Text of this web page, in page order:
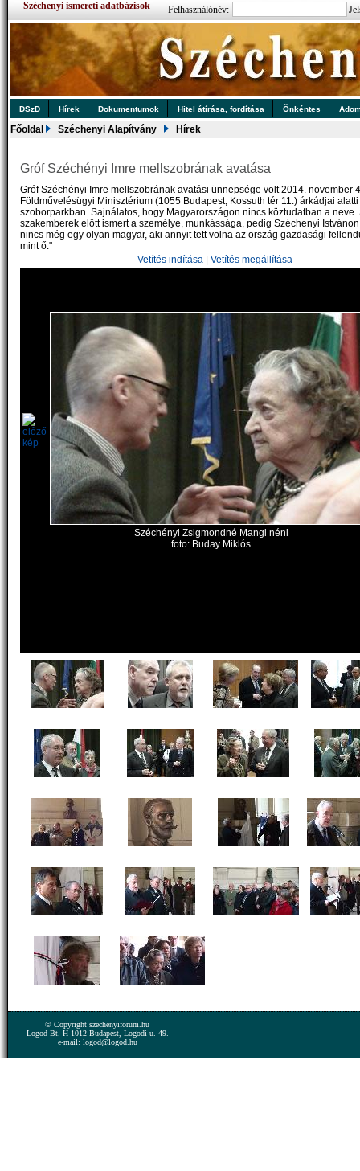
Széchenyi ismereti adatbázisok Felhasználónév:
DSzD Hírek Dokumentumok Hitel átírása, fordítása Önkéntes
Főoldal Széchenyi Alapítvány Hírek
Gróf Széchényi Imre mellszobrának avatása
Gróf Széchényi Imre mellszobrának avatási ünnepsége volt 2014. november
Földművelésügyi Minisztérium (1055 Budapest, Kossuth tér 11.) árkádjai alatti
szoborparkban. Sajnálatos, hogy Magyarországon nincs köztudatban a neve.
szakemberek előtt ismert a személye, munkássága, pedig Széchenyi
nincs még egy olyan magyar, aki annyit tett volna az ország gazdasági
mint ő."
Vetítés indítása |Vetítés megállítása
Széchényi Zsigmondné Mangi néni
foto: Buday Miklós
© Copyright szechenyiforum.hu
Logod Bt. H-1012 Budapest, Logodi u. 49.
e-mail: logod@logod.hu